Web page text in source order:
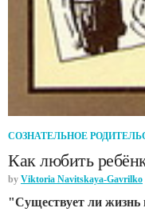
СОЗНАТЕЛЬНОЕ
Как любить
by Viktoria Navitskaya-Gavrilko
"Существует ли жизнь